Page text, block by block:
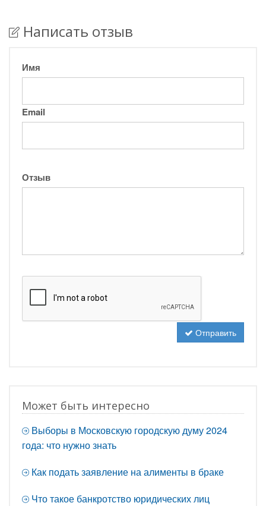
Написать отзыв
Имя
Email
Отзыв
Отправить
Может быть интересно
Выборы в Московскую городскую думу 2024
года: что нужно знать
Как подать заявление на алименты в браке
Что такое банкротство юридических лиц